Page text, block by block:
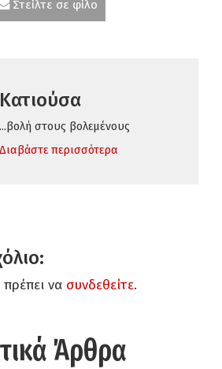
Στείλτε σε φίλο
Κατιούσα
...βολή στους βολεμένους
Διαβάστε περισσότερα
πρέπει να συνδεθείτε.
Άρθρα